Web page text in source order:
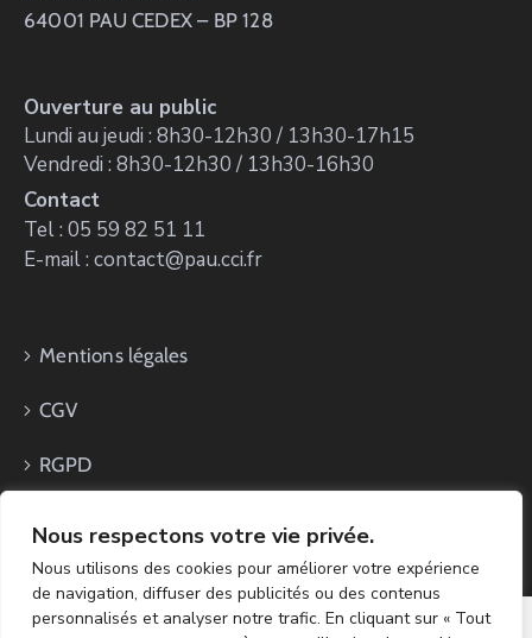
Nous respectons votre vie privée.
Nous utilisons des cookies pour améliorer votre expérience
de navigation, diffuser des publicités ou des contenus
personnalisés et analyser notre trafic. En cliquant sur « Tout
64001 PAU CEDEX – BP 128
Ouverture au public
Lundi au jeudi : 8h30-12h30 / 13h30-17h15
Vendredi : 8h30-12h30 / 13h30-16h30
Contact
Tel : 05 59 82 51 11
E-mail : contact@pau.cci.fr
Mentions légales
CGV
RGPD